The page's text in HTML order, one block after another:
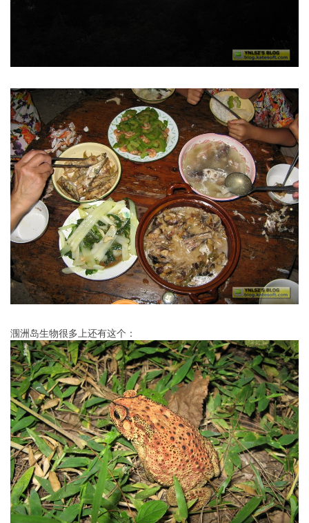
涠洲岛生物很多上还有这个：